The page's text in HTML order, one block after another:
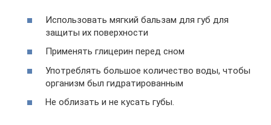
Использовать мягкий бальзам для губ для
защиты их поверхности
Применять глицерин перед сном
Употреблять большое количество воды, чтобы
организм был гидратированным
Не облизать и не кусать губы.